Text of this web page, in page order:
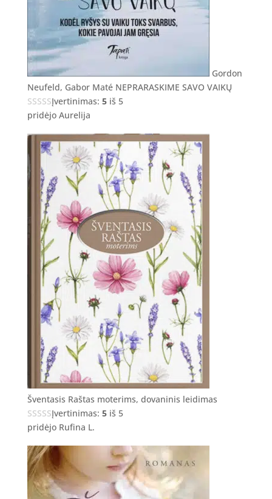
Gordon
Neufeld, Gabor Maté NEPRARASKIME SAVO VAIKŲ
Įvertinimas: 5iš 5
pridėjo Aurelija
Šventasis Raštas moterims, dovaninis leidimas
Įvertinimas: 5iš 5
pridėjo Rufina L.